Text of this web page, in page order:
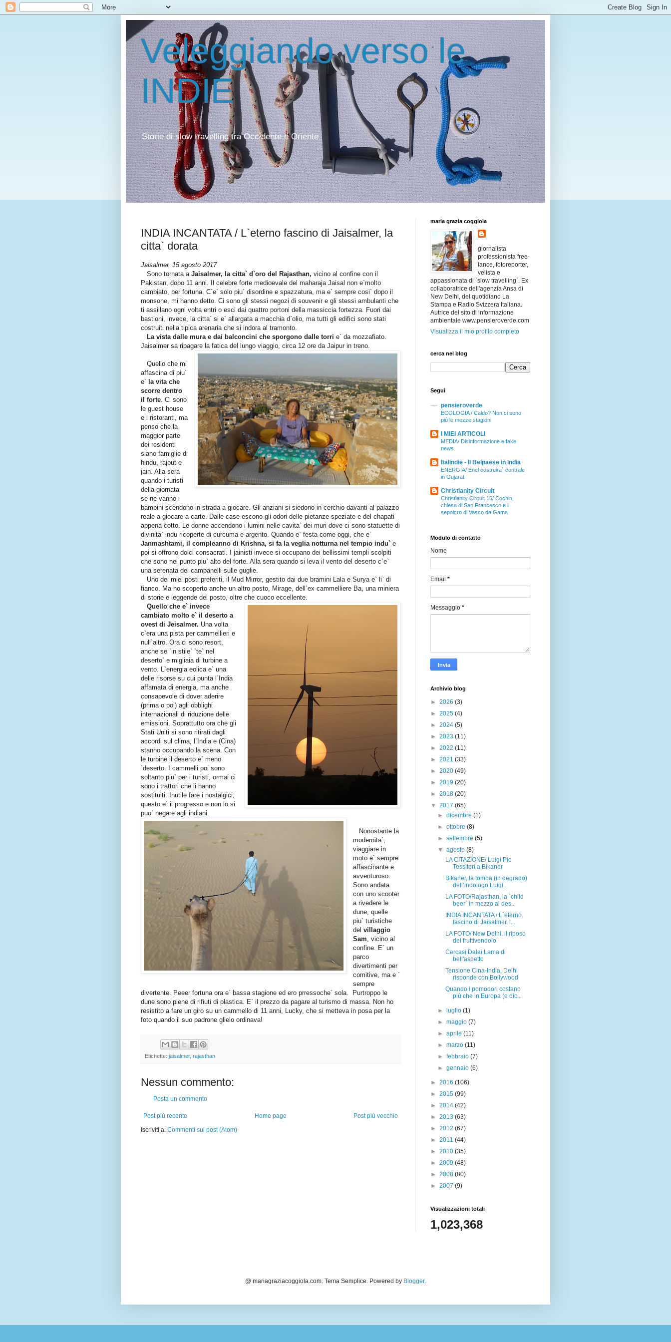
Veleggiando verso le
INDIE
Storie di slow travelling tra Occidente e Oriente
INDIA INCANTATA / L`eterno fascino di Jaisalmer, la
citta` dorata
Jaisalmer, 15 agosto 2017
Sono tornata a Jaisalmer, la citta` d`oro del Rajasthan, vicino al confine con il
Pakistan, dopo 11 anni. Il celebre forte medioevale del maharaja Jaisal non e`molto
cambiato, per fortuna. C`e` solo piu` disordine e spazzatura, ma e` sempre cosi` dopo il
monsone, mi hanno detto. Ci sono gli stessi negozi di souvenir e gli stessi ambulanti che
ti assillano ogni volta entri o esci dai quattro portoni della massiccia fortezza. Fuori dai
bastioni, invece, la citta` si e` allargata a macchia d`olio, ma tutti gli edifici sono stati
costruiti nella tipica arenaria che si indora al tramonto.
La vista dalle mura e dai balconcini che sporgono dalle torri e` da mozzafiato.
Jaisalmer sa ripagare la fatica del lungo viaggio, circa 12 ore da Jaipur in treno.
Quello che mi
affascina di piu`
e` la vita che
scorre dentro
il forte . Ci sono
le guest house
e i ristoranti, ma
penso che la
maggior parte
dei residenti
siano famiglie di
hindu, rajput e
jain. Alla sera
quando i turisti
della giornata
se ne vanno i
bambini scendono in strada a giocare. Gli anziani si siedono in cerchio davanti al palazzo
reale a giocare a carte. Dalle case escono gli odori delle pietanze speziate e del chapati
appena cotto. Le donne accendono i lumini nelle cavita` dei muri dove ci sono statuette di
divinita` indu ricoperte di curcuma e argento. Quando e` festa come oggi, che e`
Janmashtami, il compleanno di Krishna, si fa la veglia notturna nel tempio indu` e
poi si offrono dolci consacrati. I jainisti invece si occupano dei bellissimi templi scolpiti
che sono nel punto piu` alto del forte. Alla sera quando si leva il vento del deserto c`e`
una serenata dei campanelli sulle guglie.
Uno dei miei posti preferiti, il Mud Mirror, gestito dai due bramini Lala e Surya e` li` di
fianco. Ma ho scoperto anche un altro posto, Mirage, dell`ex cammelliere Ba, una miniera
di storie e leggende del posto, oltre che cuoco eccellente.
Quello che e` invece
cambiato molto e` il deserto a
ovest di Jeisalmer. Una volta
c`era una pista per cammellieri e
null`altro. Ora ci sono resort,
anche se `in stile` `te` nel
deserto` e migliaia di turbine a
vento. L`energia eolica e` una
delle risorse su cui punta l`India
affamata di energia, ma anche
consapevole di dover aderire
(prima o poi) agli obblighi
internazionali di riduzione delle
emissioni. Soprattutto ora che gli
Stati Uniti si sono ritirati dagli
accordi sul clima, l`India e (Cina)
stanno occupando la scena. Con
le turbine il deserto e` meno
`deserto. I cammelli poi sono
soltanto piu` per i turisti, ormai ci
sono i trattori che li hanno
sostituiti. Inutile fare i nostalgici,
questo e` il progresso e non lo si
puo` negare agli indiani.
Nonostante la
modernita`,
viaggiare in
moto e` sempre
affascinante e
avventuroso.
Sono andata
con uno scooter
a rivedere le
dune, quelle
piu` turistiche
delvillaggio
Sam , vicino al
confine. E` un
parco
divertimenti per
comitive, ma e `
sempre
divertente. Peeer fortuna ora e` bassa stagione ed ero prressoche` sola. Purtroppo le
dune sono piene di rifiuti di plastica. E` il prezzo da pagare al turismo di massa. Non ho
resistito a fare un giro su un cammello di 11 anni, Lucky, che si metteva in posa per la
foto quando il suo padrone glielo ordinava!
Etichette: jaisalmer, rajasthan
Nessun commento:
Posta un commento
Post più recente Post più vecchio
Home page
Iscriviti a: Commenti sul post (Atom)
maria grazia coggiola
giornalista
professionista free-
lance, fotoreporter,
velista e
appassionata di `slow travelling`. Ex
collaboratrice dell'agenzia Ansa di
New Delhi, del quotidiano La
Stampa e Radio Svizzera Italiana.
Autrice del sito di informazione
ambientale www.pensieroverde.com
Visualizza il mio profilo completo
cerca nel blog
Segui
pensieroverde
ECOLOGIA / Caldo? Non ci sono
più le mezze stagioni
I MIEI ARTICOLI
MEDIA/ Disinformazione e fake
news
ItaIindie - Il Belpaese in India
ENERGIA/ Enel costruira` centrale
in Gujarat
Christianity Circuit
Christianity Circuit 15/ Cochin,
chiesa di San Francesco e il
sepolcro di Vasco da Gama
Modulo di contatto
Nome
Email *
Messaggio *
Archivio blog
► 2026 (3)
► 2025 (4)
► 2024 (5)
► 2023 (11)
► 2022 (11)
► 2021 (33)
► 2020 (49)
► 2019 (20)
► 2018 (20)
▼ 2017 (65)
►dicembre(1)
►ottobre(8)
►settembre(5)
▼agosto(8)
LA CITAZIONE/ Luigi Pio
Tessitori a Bikaner
Bikaner, la tomba (in degrado)
dell’indologo Luigi...
LA FOTO/Rajasthan, la `child
beer` in mezzo al des...
INDIA INCANTATA / L`eterno
fascino di Jaisalmer, l...
LA FOTO/ New Delhi, il riposo
del fruttivendolo
Cercasi Dalai Lama di
bell'aspetto
Tensione Cina-India, Delhi
risponde con Bollywood
Quando i pomodori costano
più che in Europa (e dic...
► luglio(1)
►maggio(7)
►aprile(11)
►marzo(11)
►febbraio(7)
►gennaio(6)
► 2016 (106)
► 2015 (99)
► 2014 (42)
► 2013 (63)
► 2012 (67)
► 2011 (44)
► 2010 (35)
► 2009 (48)
► 2008 (80)
► 2007 (9)
Visualizzazioni totali
1,023,368
@ mariagraziacoggiola.com. Tema Semplice. Powered by Blogger.